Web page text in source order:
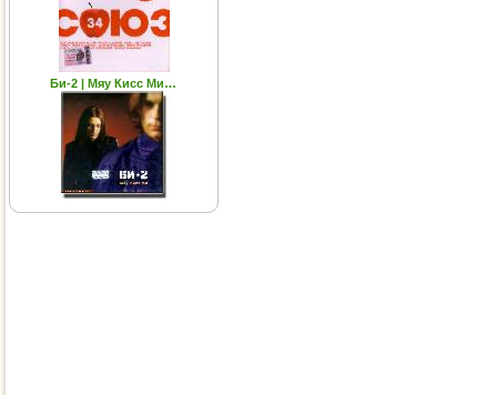
Би-2 | Мяу Кисс Ми…